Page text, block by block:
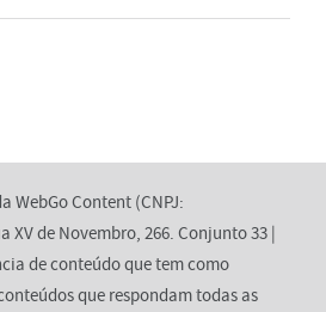
WebGo Content (CNPJ:
XV de Novembro, 266. Conjunto 33 |
de conteúdo que tem como
que respondam todas as